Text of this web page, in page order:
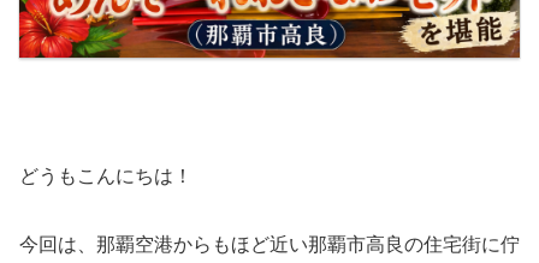
どうもこんにちは！
今回は、那覇空港からもほど近い那覇市高良の住宅街に佇